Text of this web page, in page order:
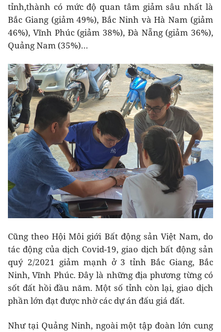
tỉnh,thành có mức độ quan tâm giảm sâu nhất là
Bắc Giang (giảm 49%), Bắc Ninh và Hà Nam (giảm
46%), Vĩnh Phúc (giảm 38%), Đà Nẵng (giảm 36%),
Quảng Nam (35%)…
Cũng theo Hội Môi giới Bất động sản Việt Nam, do
tác động của dịch Covid-19, giao dịch bất động sản
quý 2/2021 giảm mạnh ở 3 tỉnh Bắc Giang, Bắc
Ninh, Vĩnh Phúc. Đây là những địa phương từng có
sốt đất hồi đầu năm. Một số tỉnh còn lại, giao dịch
phần lớn đạt được nhờ các dự án đấu giá đất.
Như tại Quảng Ninh, ngoài một tập đoàn lớn cung